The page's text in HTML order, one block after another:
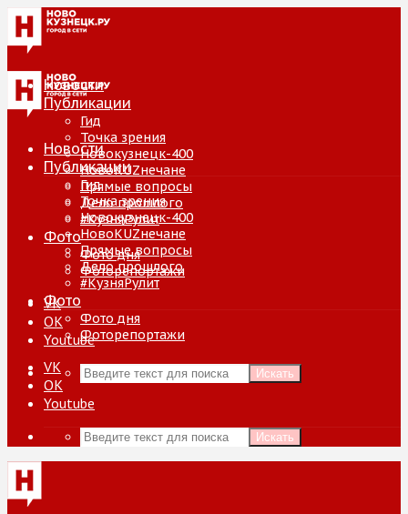
Новости
Публикации
Гид
Точка зрения
Новокузнецк-400
НовоKUZнечане
Прямые вопросы
Дело прошлого
#КузняРулит
Фото
Фото дня
Фоторепортажи
VK
ОК
Youtube
Искать
Новости
Публикации
Гид
Точка зрения
Новокузнецк-400
НовоKUZнечане
Прямые вопросы
Дело прошлого
#КузняРулит
Фото
Фото дня
Фоторепортажи
VK
ОК
Youtube
Искать